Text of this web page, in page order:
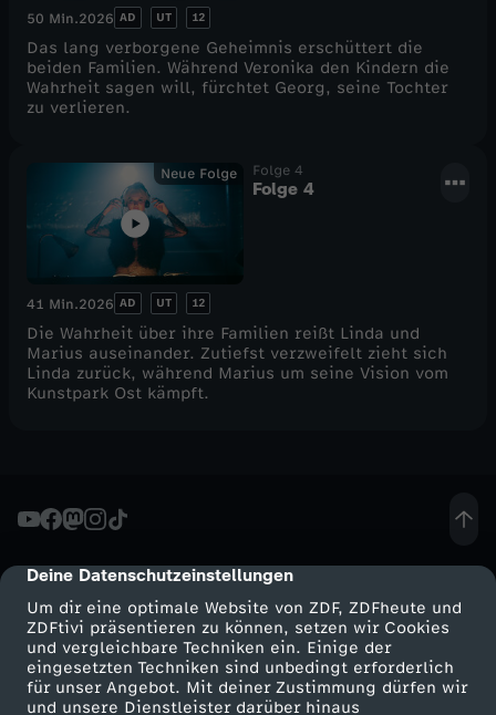
cmp-dialog-description
Deine Datenschutzeinstellungen
Um dir eine optimale Website von ZDF, ZDFheute und
ZDFtivi präsentieren zu können, setzen wir Cookies
und vergleichbare Techniken ein. Einige der
eingesetzten Techniken sind unbedingt erforderlich
für unser Angebot. Mit deiner Zustimmung dürfen wir
und unsere Dienstleister darüber hinaus
50 Min.2026 AD UT 12
Das lang verborgene Geheimnis erschüttert die
beiden Familien. Während Veronika den Kindern die
Wahrheit sagen will, fürchtet Georg, seine Tochter
zu verlieren.
Neue Folge Folge 4
Folge 4
41 Min.2026 AD UT 12
Die Wahrheit über ihre Familien reißt Linda und
Marius auseinander. Zutiefst verzweifelt zieht sich
Linda zurück, während Marius um seine Vision vom
Kunstpark Ost kämpft.
Mehr ZDF Service